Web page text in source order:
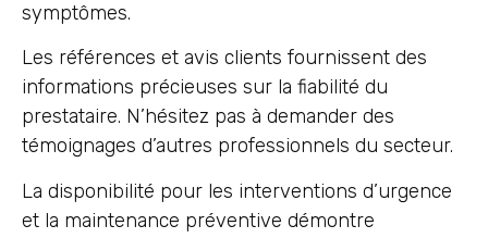
symptômes.
Les références et avis clients fournissent des
informations précieuses sur la fiabilité du
prestataire. N’hésitez pas à demander des
témoignages d’autres professionnels du secteur.
La disponibilité pour les interventions d’urgence
et la maintenance préventive démontre